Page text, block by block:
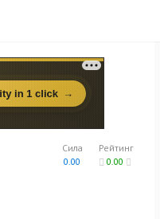
Рейтинг
0.00
Сила
0.00